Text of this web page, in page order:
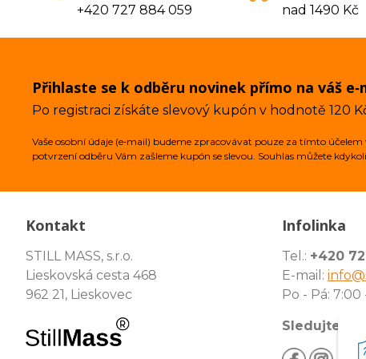
+420 727 884 059
nad 1490 Kč
Přihlaste se k odběru novinek přímo na váš
Po registraci získáte slevový kupón v hodnotě 120
Vaše osobní údaje (e‑mail) budeme zpracovávat pouze za tímto
potvrzení odběru Vám zašleme kupón se slevou. Souhlas můžete
Kontakt
STILL MASS, s.r.o.
Lieskovská cesta 468
962 21, Lieskovec
Infolinka
Tel.: +420
E-mail:
Po - Pá: 7:00
Sledujte nás: